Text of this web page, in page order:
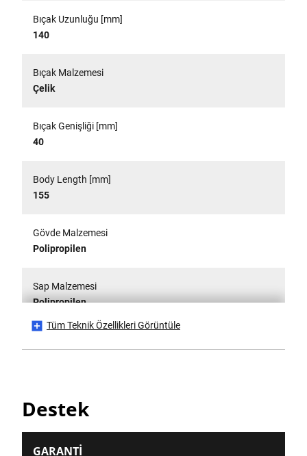
Bıçak Uzunluğu [mm]
140
Bıçak Malzemesi
Çelik
Bıçak Genişliği [mm]
40
Body Length [mm]
155
Gövde Malzemesi
Polipropilen
Sap Malzemesi
Polipropilen
Yes
Has Second Handle?
Tüm Teknik Özellikleri Görüntüle
Destek
GARANTI